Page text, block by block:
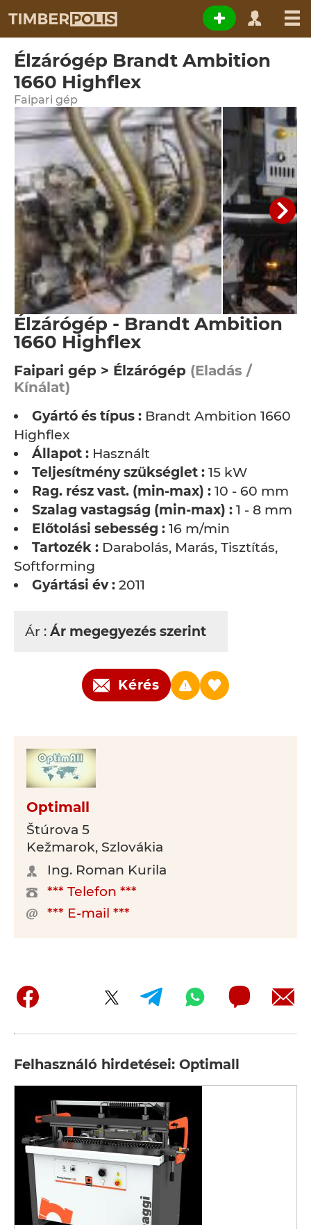
Élzárógép Brandt Ambition
1660 Highflex
Faipari gép
Élzárógép - Brandt Ambition
1660 Highflex
Faipari gép > Élzárógép (Eladás /
Kínálat)
Gyártó és típus : Brandt Ambition 1660
Highflex
Állapot : Használt
Teljesítmény szükséglet : 15 kW
Rag. rész vast. (min-max) : 10 - 60 mm
Szalag vastagság (min-max) : 1 - 8 mm
Előtolási sebesség : 16 m/min
Tartozék : Darabolás, Marás, Tisztítás,
Softforming
Gyártási év : 2011
Ár : Ár megegyezés szerint
Kérés
Optimall
Štúrova 5
Kežmarok, Szlovákia
Ing. Roman Kurila
*** Telefon ***
*** E-mail ***
Felhasználó hirdetései: Optimall